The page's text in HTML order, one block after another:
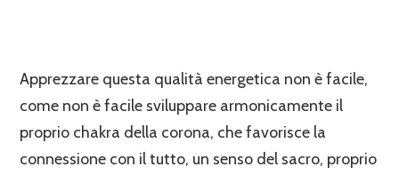
Apprezzare questa qualità energetica non è facile,
come non è facile sviluppare armonicamente il
proprio chakra della corona, che favorisce la
connessione con il tutto, un senso del sacro, proprio